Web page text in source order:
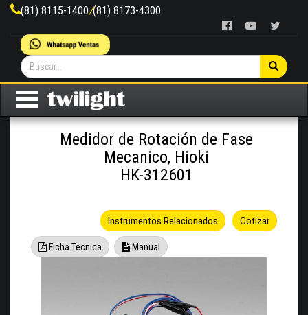
(81) 8115-1400/(81) 8173-4300
Medidor de Rotación de Fase
Mecanico, Hioki
HK-312601
Cotizar
Instrumentos Relacionados
Ficha Tecnica Manual